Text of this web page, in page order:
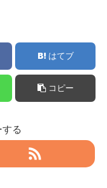
はてブ
コピー
る